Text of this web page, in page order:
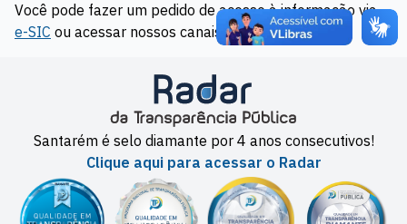
Você pode fazer um pedido de acesso à informação via
e-SIC ou acessar nossos canais deOuvidoria
Santarém é selo diamante por 4 anos consecutivos!
Clique aqui para acessar o Radar